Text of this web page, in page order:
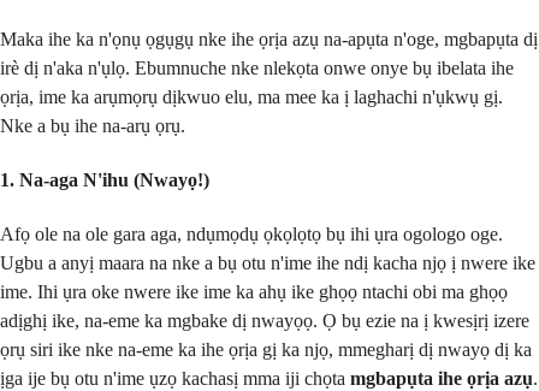
Maka ihe ka n'ọnụ ọgụgụ nke ihe ọrịa azụ na-apụta n'oge, mgbapụta dị
irè dị n'aka n'ụlọ. Ebumnuche nke nlekọta onwe onye bụ ibelata ihe
ọrịa, ime ka arụmọrụ dịkwuo elu, ma mee ka ị laghachi n'ụkwụ gị.
Nke a bụ ihe na-arụ ọrụ.
1. Na-aga N'ihu (Nwayọ!)
Afọ ole na ole gara aga, ndụmọdụ ọkọlọtọ bụ ihi ụra ogologo oge.
Ugbu a anyị maara na nke a bụ otu n'ime ihe ndị kacha njọ ị nwere ike
ime. Ihi ụra oke nwere ike ime ka ahụ ike ghọọ ntachi obi ma ghọọ
adịghị ike, na-eme ka mgbake dị nwayọọ. Ọ bụ ezie na ị kwesịrị izere
ọrụ siri ike nke na-eme ka ihe ọrịa gị ka njọ, mmegharị dị nwayọ dị ka
ịga ije bụ otu n'ime ụzọ kachasị mma iji chọta mgbapụta ihe ọrịa azụ.